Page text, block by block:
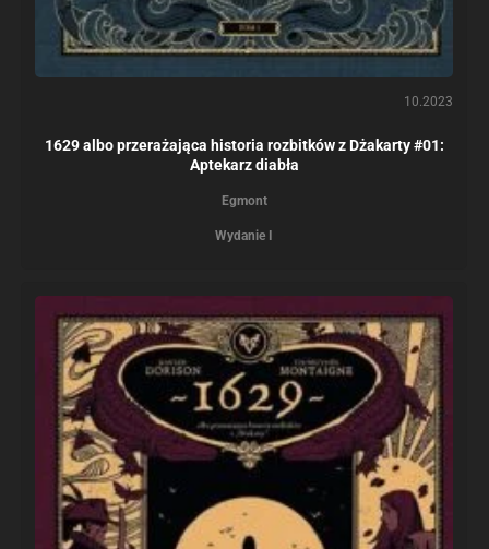
10.2023
1629 albo przerażająca historia rozbitków z Dżakarty #01:
Aptekarz diabła
Egmont
Wydanie I